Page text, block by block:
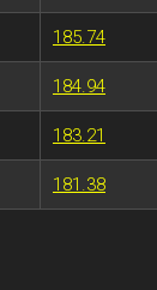
185.74
184.94
183.21
181.38